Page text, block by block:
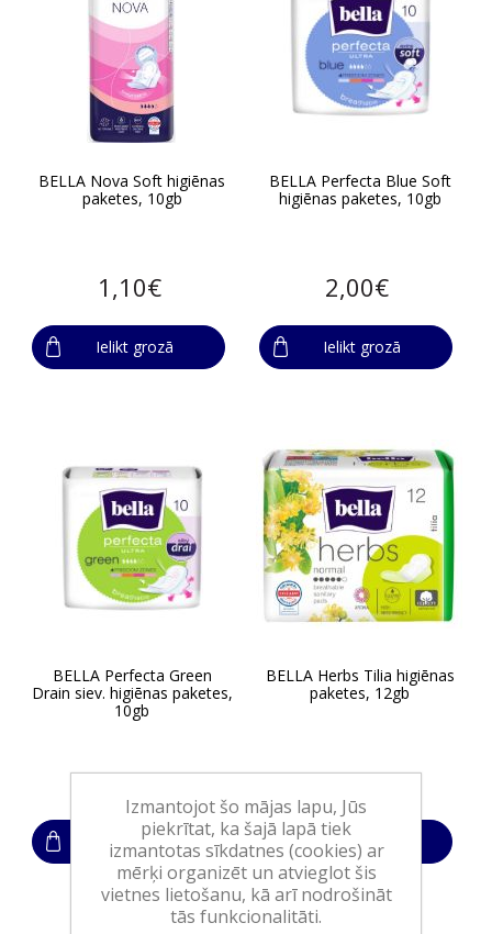
BELLA Nova Soft higiēnas
paketes, 10gb
1,10€
Ielikt grozā
BELLA Perfecta Blue Soft
higiēnas paketes, 10gb
2,00€
Ielikt grozā
BELLA Perfecta Green
Drain siev. higiēnas paketes,
10gb
2,00€
Ielikt grozā
BELLA Herbs Tilia higiēnas
paketes, 12gb
1,85€
Ielikt grozā
Izmantojot šo mājas lapu, Jūs
piekrītat, ka šajā lapā tiek
izmantotas sīkdatnes (cookies) ar
mērķi organizēt un atvieglot šis
vietnes lietošanu, kā arī nodrošināt
tās funkcionalitāti.